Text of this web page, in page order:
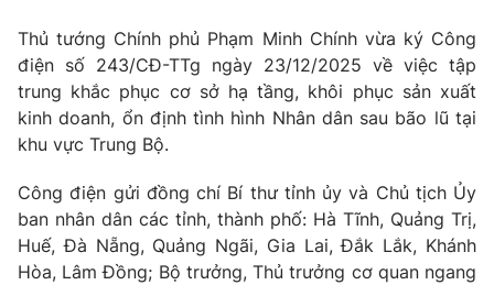
Sản phẩm
Thị trường
Tư vấn
Lịch phát sóng
Chuyên mục khác
Emagazine Podcast
Photo Infographic
Thủ tướng Chính phủ Phạm Minh Chính vừa ký Công
điện số 243/CĐ-TTg ngày 23/12/2025 về việc tập
trung khắc phục cơ sở hạ tầng, khôi phục sản xuất
kinh doanh, ổn định tình hình Nhân dân sau bão lũ tại
khu vực Trung Bộ.
Công điện gửi đồng chí Bí thư tỉnh ủy và Chủ tịch Ủy
ban nhân dân các tỉnh, thành phố: Hà Tĩnh, Quảng Trị,
Huế, Đà Nẵng, Quảng Ngãi, Gia Lai, Đắk Lắk, Khánh
Hòa, Lâm Đồng; Bộ trưởng, Thủ trưởng cơ quan ngang